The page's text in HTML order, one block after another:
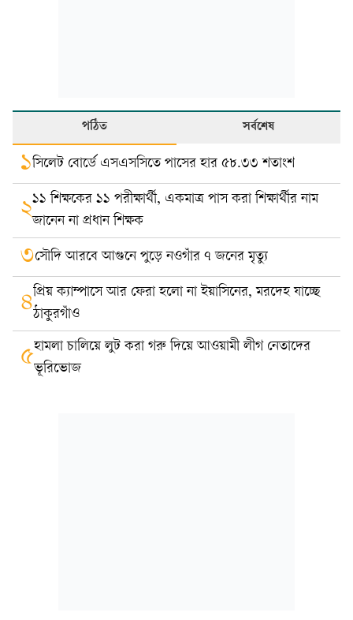
পঠিত সর্বশেষ
১সিলেট বোর্ডে এসএসসিতে পাসের হার ৫৮.৩৩ শতাংশ
২১১ শিক্ষকের ১১ পরীক্ষার্থী, একমাত্র পাস করা শিক্ষার্থীর নাম
জানেন না প্রধান শিক্ষক
৩সৌদি আরবে আগুনে পুড়ে নওগাঁর ৭ জনের মৃত্যু
৪প্রিয় ক্যাম্পাসে আর ফেরা হলো না ইয়াসিনের, মরদেহ যাচ্ছে
ঠাকুরগাঁও
৫হামলা চালিয়ে লুট করা গরু দিয়ে আওয়ামী লীগ নেতাদের
ভূরিভোজ